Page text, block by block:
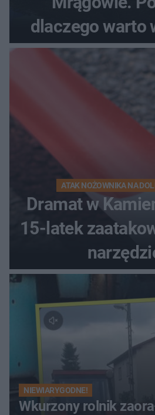
dlaczego warto
kierunek
ATAK NOŻOWNIKA NA
Dramat w
15-latek
NIEWIARYGODNE!
Wkurzony rolnik